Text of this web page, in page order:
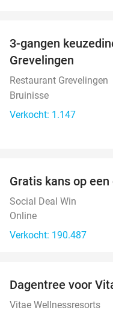
3-gangen
Grevelingen
Restaurant Grevelingen
Bruinisse
Verkocht: 1.147
Gratis kans op
Social Deal Win
Online
Verkocht: 190.487
Dagentree voor
Vitae Wellnessresorts